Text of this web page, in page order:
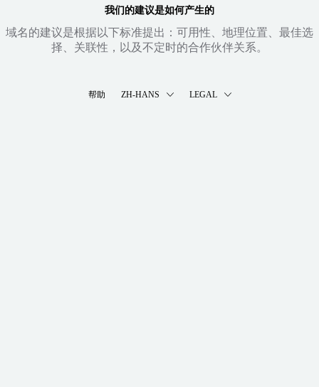
我们的建议是如何产生的
域名的建议是根据以下标准提出：可用性、地理位置、最佳选
择、关联性，以及不定时的合作伙伴关系。
帮助 ZH-HANS LEGAL